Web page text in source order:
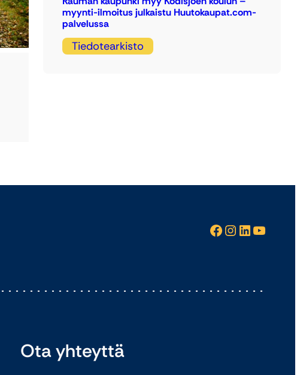
myynti-ilmoitus julkaistu Huutokaupat.com-
palvelussa
Tiedotearkisto
Facebook InstagramLinkedIn YouTube
Ota yhteyttä